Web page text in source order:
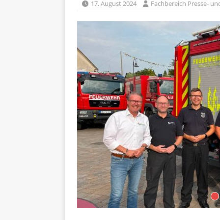
17. August 2024 Fachbereich Presse-